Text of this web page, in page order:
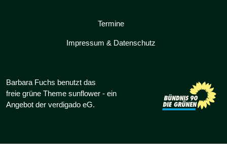
Termine
Impressum & Datenschutz
Barbara Fuchs benutzt das
freie grüne Theme sunflower ‐ ein
Angebot der verdigado eG.